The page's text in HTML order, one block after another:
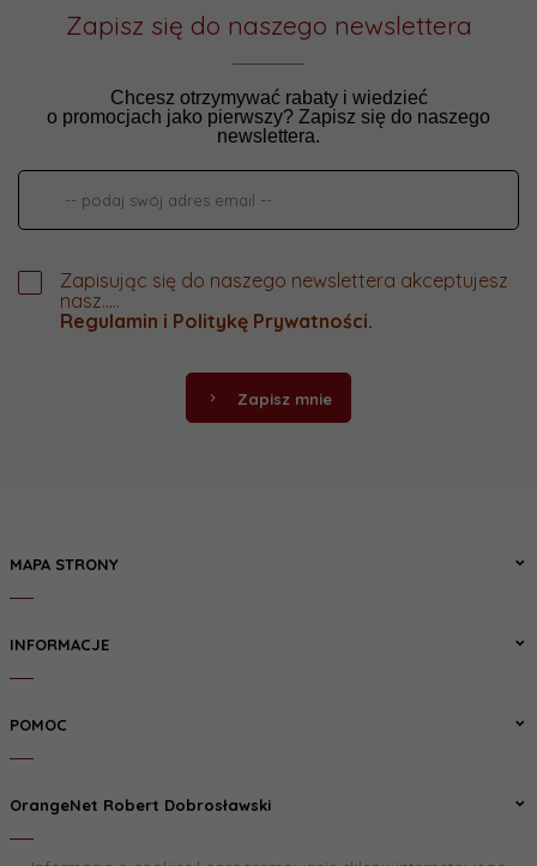
Zapisz się do naszego newslettera
Chcesz otrzymywać rabaty i wiedzieć
o promocjach jako pierwszy? Zapisz się do naszego
newslettera.
Zapisując się do naszego newslettera akceptujesz
nasz.....
Regulamin i Politykę Prywatności.
Zapisz mnie
MAPA STRONY
INFORMACJE
POMOC
OrangeNet Robert Dobrosławski